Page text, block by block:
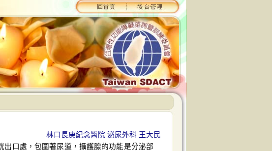
林口長庚紀念醫院 泌尿外科 王大民
口處，包圍著尿道，攝護腺的功能是分泌部